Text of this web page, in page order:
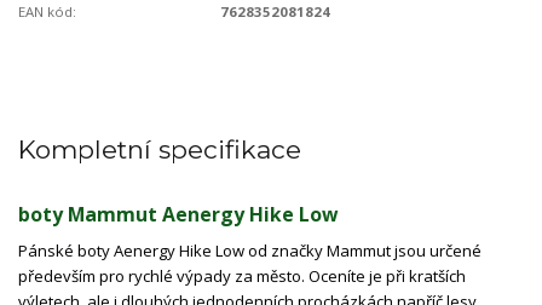
EAN kód:
7628352081824
Kompletní specifikace
boty Mammut Aenergy Hike Low
Pánské boty Aenergy Hike Low od značky Mammut jsou určené
především pro rychlé výpady za město. Oceníte je při kratších